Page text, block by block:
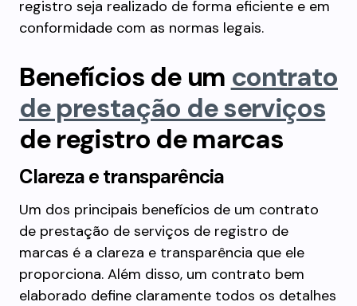
registro seja realizado de forma eficiente e em
conformidade com as normas legais.
Benefícios de um contrato
de prestação de serviços
de registro de marcas
Clareza e transparência
Um dos principais benefícios de um contrato
de prestação de serviços de registro de
marcas é a clareza e transparência que ele
proporciona. Além disso, um contrato bem
elaborado define claramente todos os detalhes